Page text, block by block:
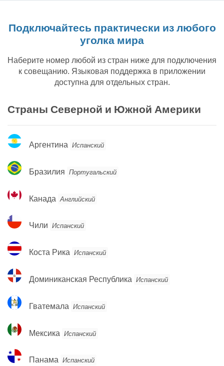
Подключайтесь практически из любого
уголка мира
Наберите номер любой из стран ниже для подключения
к совещанию. Языковая поддержка в приложении
доступна для отдельных стран.
Страны Северной и Южной Америки
Аргентина
Аргентина Испанский
Бразилия
Бразилия Португальский
Канада
Канада Английский
Чили
Чили Испанский
Коста
Рика
Коста Рика Испанский
Доминиканская
Республика
Доминиканская Республика Испанский
Гватемала
Гватемала Испанский
Мексика
Мексика Испанский
Панама
Панама Испанский